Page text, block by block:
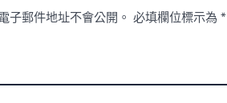
子郵件地址不會公開。 必填欄位標示為 *